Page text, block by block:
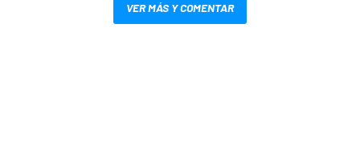
VER MÁS Y COMENTAR